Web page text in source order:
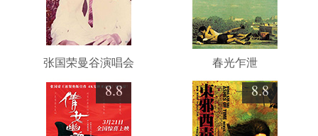
张国荣曼谷演唱会 春光乍泄
8.8 8.8